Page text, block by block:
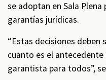
se adoptan en Sala
garantías jurídicas.
“Estas decisiones deben
cuanto es el
garantista para todos”,